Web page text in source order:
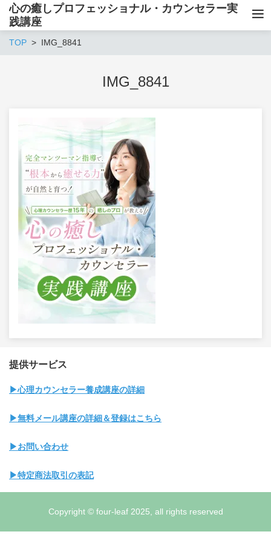
心の癒しプロフェッショナル・カウンセラー実
践講座
TOP IMG_8841
IMG_8841
提供サービス
▶心理カウンセラー養成講座の詳細
▶無料メール講座の詳細＆登録はこちら
▶お問い合わせ
▶特定商法取引の表記
Copyright © four-leaf 2025, all rights reserved